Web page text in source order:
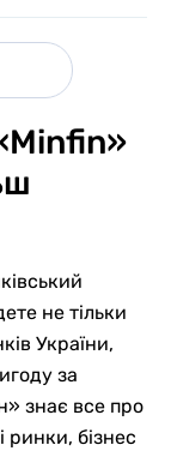
не тільки
України,
за
знає все про
ринки, бізнес